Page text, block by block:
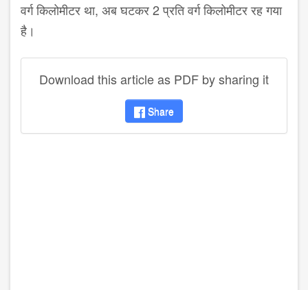
वर्ग किलोमीटर था, अब घटकर 2 प्रति वर्ग किलोमीटर रह गया
है।
Download this article as PDF by sharing it
Share